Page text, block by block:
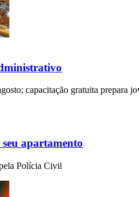
capacitação gratuita prepara
apartamento
Polícia Civil